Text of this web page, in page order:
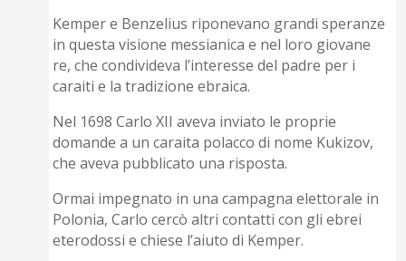
Kemper e Benzelius riponevano grandi speranze
in questa visione messianica e nel loro giovane
re, che condivideva l’interesse del padre per i
caraiti e la tradizione ebraica.
Nel 1698 Carlo XII aveva inviato le proprie
domande a un caraita polacco di nome Kukizov,
che aveva pubblicato una risposta.
Ormai impegnato in una campagna elettorale in
Polonia, Carlo cercò altri contatti con gli ebrei
eterodossi e chiese l’aiuto di Kemper.